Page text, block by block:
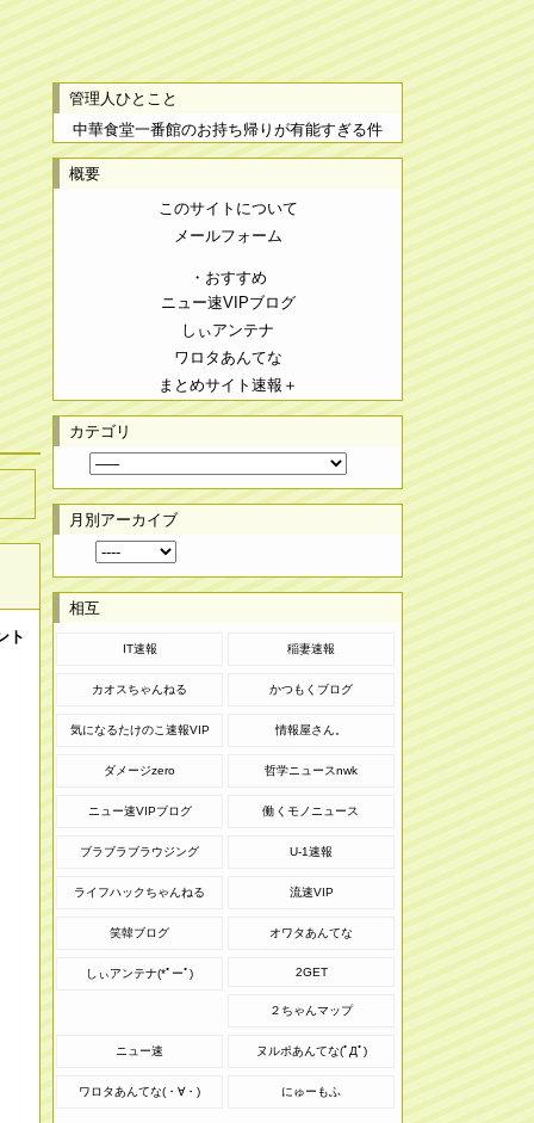
ト
管理人ひとこと
中華食堂一番館のお持ち帰りが有能すぎる件
概要
このサイトについて
メールフォーム
・おすすめ
ニュー速VIPブログ
しぃアンテナ
ワロタあんてな
まとめサイト速報＋
カテゴリ
月別アーカイブ
相互
IT速報 稲妻速報
カオスちゃんねる かつもくブログ
気になるたけのこ速報VIP 情報屋さん。
ダメージzero 哲学ニュースnwk
ニュー速VIPブログ 働くモノニュース
ブラブラブラウジング U-1速報
ライフハックちゃんねる 流速VIP
笑韓ブログ オワタあんてな
しぃアンテナ(*ﾟーﾟ) 2GET
２ちゃんマップ
ニュー速 ヌルポあんてな(ﾟДﾟ)
ワロタあんてな(・∀・) にゅーもふ